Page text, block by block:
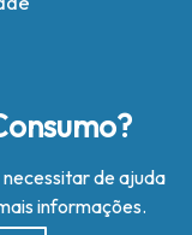
de ajuda
informações.